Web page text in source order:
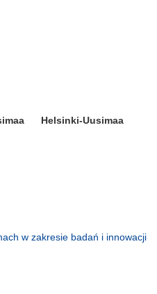
Helsinki-Uusimaa
w zakresie badań i innowacji